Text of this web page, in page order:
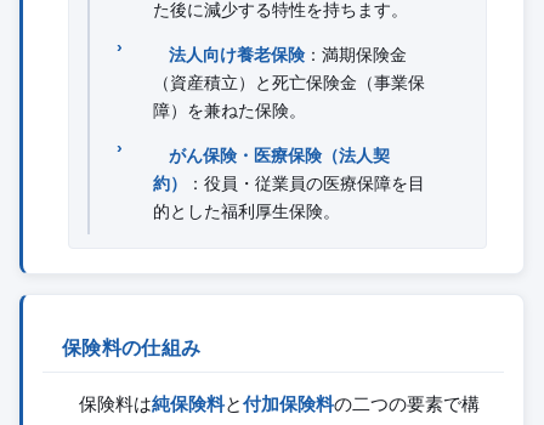
た後に減少する特性を持ちます。
法人向け養老保険：満期保険金
（資産積立）と死亡保険金（事業保
障）を兼ねた保険。
がん保険・医療保険（法人契
約）
：役員・従業員の医療保障を目
的とした福利厚生保険。
保険料の仕組み
保険料は純保険料と付加保険料の二つの要素で構